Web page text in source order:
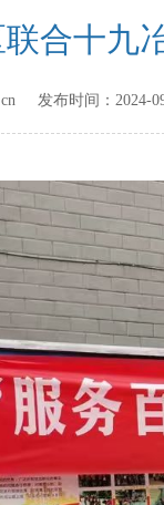
联合十九
发布时间： 2024-